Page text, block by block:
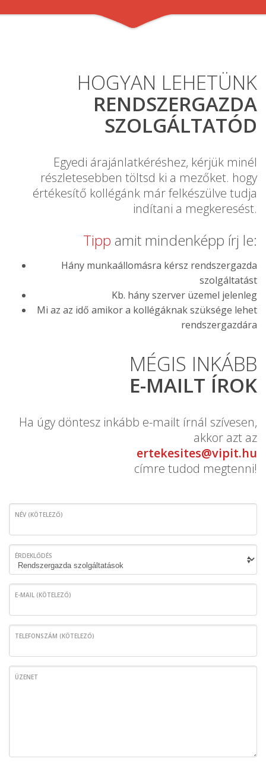
HOGYAN LEHETÜNK
RENDSZERGAZDA
SZOLGÁLTATÓD
Egyedi árajánlatkéréshez, kérjük minél
részletesebben töltsd ki a mezőket. hogy
értékesítő kollégánk már felkészülve tudja
indítani a megkeresést.
Tipp amit mindenképp írj le:
Hány munkaállomásra kérsz rendszergazda
szolgáltatást
Kb. hány szerver üzemel jelenleg
Mi az az idő amikor a kollégáknak szüksége lehet
rendszergazdára
MÉGIS INKÁBB
E-MAILT ÍROK
Ha úgy döntesz inkább e-mailt írnál szívesen,
akkor azt az
ertekesites@vipit.hu
címre tudod megtenni!
NÉV (KÖTELEZŐ)
ÉRDEKLŐDÉS
E-MAIL (KÖTELEZŐ)
TELEFONSZÁM (KÖTELEZŐ)
ÜZENET